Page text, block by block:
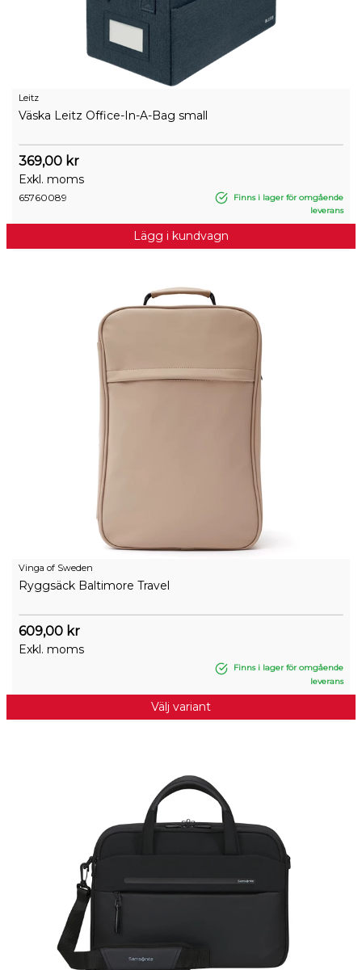
Leitz
Väska Leitz Office-In-A-Bag small
369,00 kr
Exkl. moms
65760089
Finns i lager för omgående
leverans
Lägg i kundvagn
Vinga of Sweden
Ryggsäck Baltimore Travel
609,00 kr
Exkl. moms
Finns i lager för omgående
leverans
Välj variant